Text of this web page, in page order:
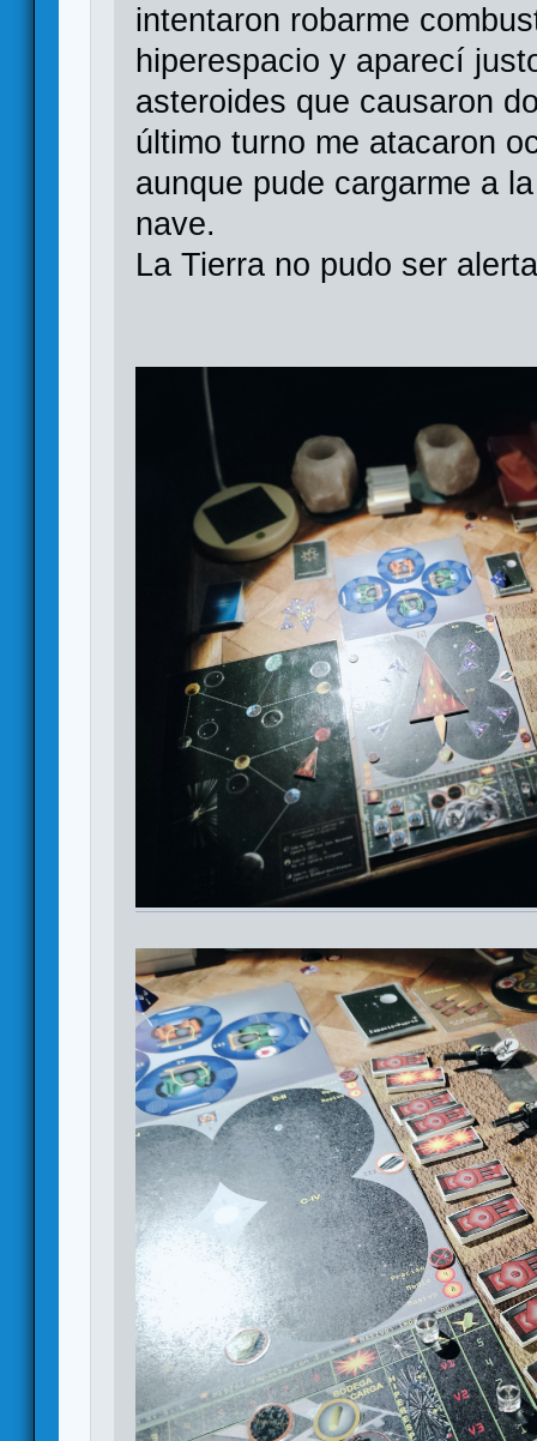
intentaron robarme
hiperespacio y aparecí
asteroides que causaron
último turno me atacaron
aunque pude cargarme a
nave.
La Tierra no pudo ser